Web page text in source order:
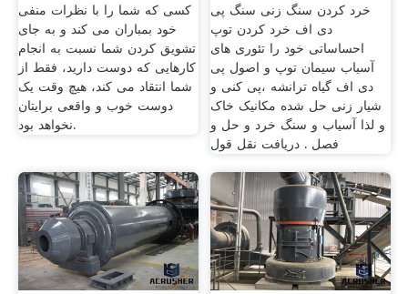
کسی که شما را با نظرات منفی
خود بمباران می کند و به جای
تشویق کردن شما نسبت به انجام
کارهایی که دوست دارید، فقط از
شما انتقاد می کند، هیچ وقت یک
دوست خوب و واقعی برایتان
نخواهد بود.
خرد کردن سنگ زنی سنگ پی
دی اف خرد کردن توپ
احساساتی خود را تئوری های
آسیاب سیمان توپ و اصول پی
دی اف گیاه ترانشه ،پی کنی و
شیار زنی حل شده مکانیک خاک
و لذا آسیاب و سنگ خرد و حل و
فصل . دریافت نقل قول